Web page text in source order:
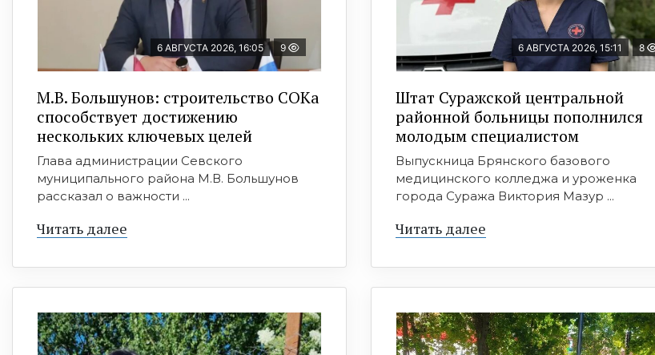
6 АВГУСТА 2026, 16:05 9
М.В. Большунов: строительство СОКа
способствует достижению
нескольких ключевых целей
Глава администрации Севского
муниципального района М.В. Большунов
рассказал о важности ...
Читать далее
6 АВГУСТА 2026, 15:11 8
Штат Суражской центральной
районной больницы пополнился
молодым специалистом
Выпускница Брянского базового
медицинского колледжа и уроженка
города Суража Виктория Мазур ...
Читать далее